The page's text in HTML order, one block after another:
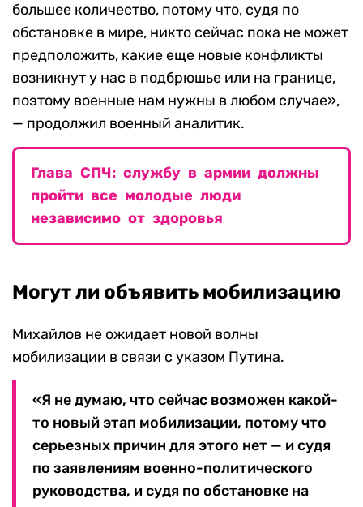
большее количество, потому что, судя по
обстановке в мире, никто сейчас пока не может
предположить, какие еще новые конфликты
возникнут у нас в подбрюшье или на границе,
поэтому военные нам нужны в любом случае»,
— продолжил военный аналитик.
Глава СПЧ: службу в армии должны
пройти все молодые люди
независимо от здоровья
Могут ли объявить мобилизацию
Михайлов не ожидает новой волны
мобилизации в связи с указом Путина.
«Я не думаю, что сейчас возможен какой-
то новый этап мобилизации, потому что
серьезных причин для этого нет — и судя
по заявлениям военно-политического
руководства, и судя по обстановке на